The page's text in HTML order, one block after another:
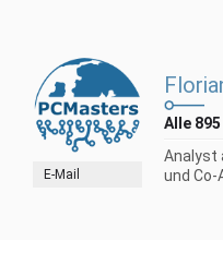
E-Mail
Alle
Analyst
und Co-